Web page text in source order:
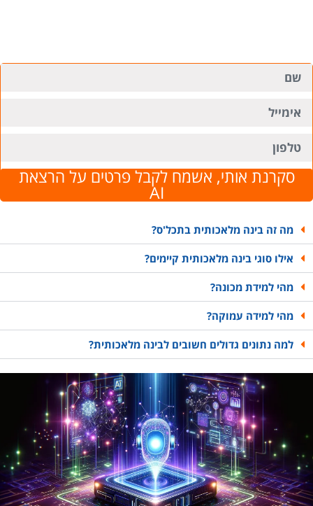
סקרנת אותי, אשמח לקבל פרטים על הרצאת
AI
מה זה בינה מלאכותית בתכל'ס?
אילו סוגי בינה מלאכותית קיימים?
מהי למידת מכונה?
מהי למידה עמוקה?
למה נתונים גדולים חשובים לבינה מלאכותית?